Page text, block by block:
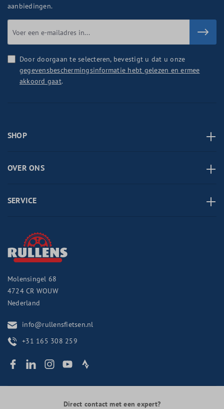
aanbiedingen.
Door doorgaan te selecteren, bevestigt u dat u onze
gegevensbeschermingsinformatie hebt gelezen en ermee
akkoord gaat.
SHOP
OVER ONS
SERVICE
Molensingel 68
4724 CR WOUW
Nederland
info@rullensfietsen.nl
+31 165 308 259
Direct contact met een expert?